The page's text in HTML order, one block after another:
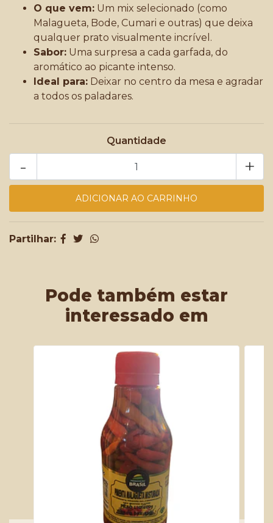
O que vem: Um mix selecionado (como
Malagueta, Bode, Cumari e outras) que deixa
qualquer prato visualmente incrível.
Sabor: Uma surpresa a cada garfada, do
aromático ao picante intenso.
Ideal para: Deixar no centro da mesa e agradar
a todos os paladares.
Quantidade
+
-
Partilhar:
Pode também estar
interessado em